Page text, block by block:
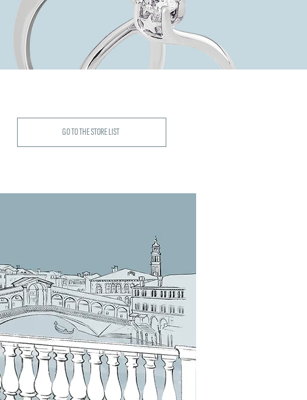
GO TO THE STORE LIST